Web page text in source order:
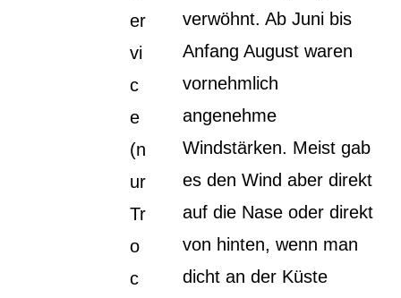
er
vi
c
e
(n
ur
Tr
o
c
verwöhnt. Ab Juni bis
Anfang August waren
vornehmlich
angenehme
Windstärken. Meist gab
es den Wind aber direkt
auf die Nase oder direkt
von hinten, wenn man
dicht an der Küste